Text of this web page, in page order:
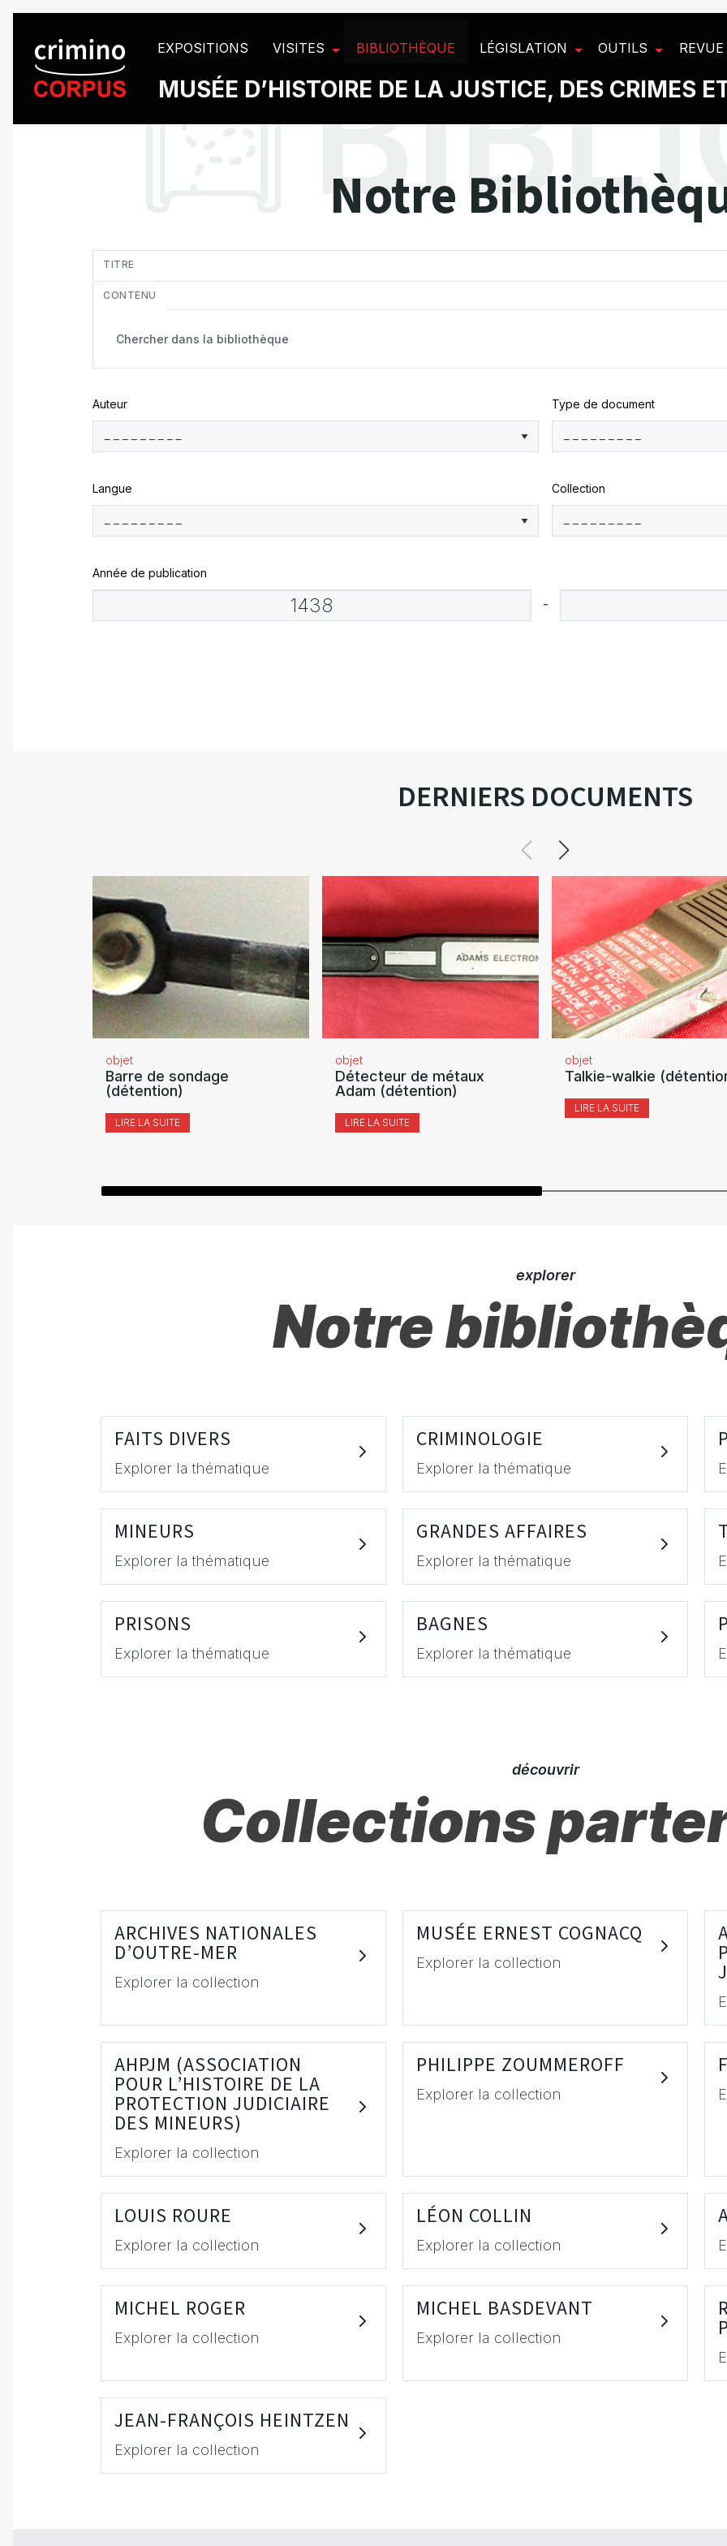
EXPOSITIONS VISITES BIBLIOTHÈQUE LÉGISLATION OUTILS REVUE
MUSÉE D’HISTOIRE DE LA JUSTICE, DES CRIMES
Notre
TITRE
CONTENU
Auteur Type de document
Langue Collection
Année de publication
-
DERNIERS DOCUMENTS
objet
Barre de sondage
(détention)
LIRE LA SUITE
objet
Détecteur de métaux
Adam (détention)
LIRE LA SUITE
objet
Talkie-walkie
LIRE LA SUITE
explorer
Notre
FAITS DIVERS
Explorer la thématique
CRIMINOLOGIE
Explorer la thématique
MINEURS
Explorer la thématique
GRANDES AFFAIRES
Explorer la thématique
PRISONS
Explorer la thématique
BAGNES
Explorer la thématique
découvrir
Collections
ARCHIVES NATIONALES
D’OUTRE-MER
Explorer la collection
MUSÉE ERNEST COGNACQ
Explorer la collection
AHPJM (ASSOCIATION
POUR L’HISTOIRE DE LA
PROTECTION JUDICIAIRE
DES MINEURS)
Explorer la collection
PHILIPPE ZOUMMEROFF
Explorer la collection
LOUIS ROURE
Explorer la collection
LÉON COLLIN
Explorer la collection
MICHEL ROGER
Explorer la collection
MICHEL BASDEVANT
Explorer la collection
JEAN-FRANÇOIS HEINTZEN
Explorer la collection
Panneau de gestion des cookies